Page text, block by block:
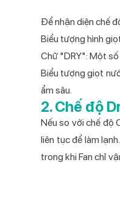
Để nhận diện chế
Biểu tượng hình
Chữ "DRY": Một
Biểu tượng giọt
ẩm sâu.
2. Chế độ
Nếu so với chế độ
liên tục để làm
trong khi Fan chỉ